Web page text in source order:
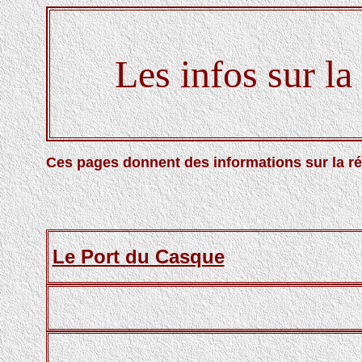
Les infos sur
Ces pages donnent des informations sur la
Le Port du Casque